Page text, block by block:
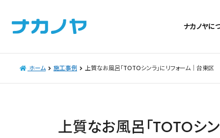
ナカノヤに
ホーム 施工事例 上質なお風呂「TOTOシンラ」にリフォーム｜台東区
上質なお風呂「TOTOシ